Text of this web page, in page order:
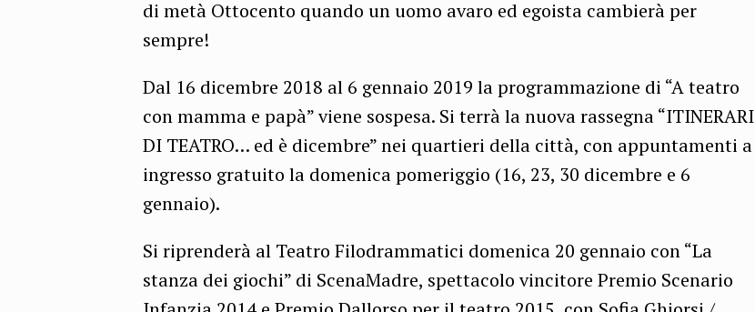
di metà Ottocento quando un uomo avaro ed egoista cambierà per
sempre!
Dal 16 dicembre 2018 al 6 gennaio 2019 la programmazione di “A teatro
con mamma e papà” viene sospesa. Si terrà la nuova rassegna “ITINERARI
DI TEATRO… ed è dicembre” nei quartieri della città, con appuntamenti a
ingresso gratuito la domenica pomeriggio (16, 23, 30 dicembre e 6
gennaio).
Si riprenderà al Teatro Filodrammatici domenica 20 gennaio con “La
stanza dei giochi” di ScenaMadre, spettacolo vincitore Premio Scenario